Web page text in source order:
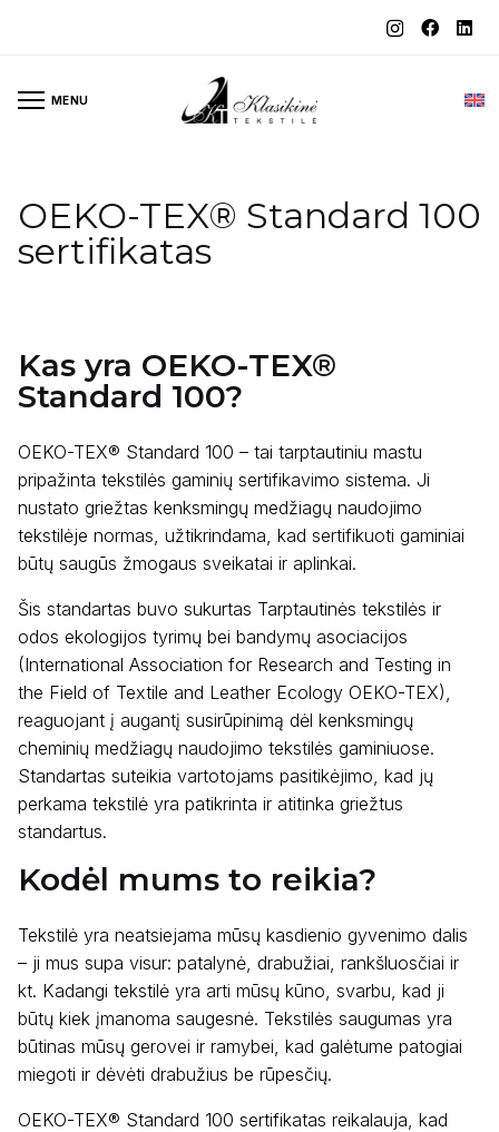
MENU
OEKO-TEX® Standard 100
sertifikatas
Kas yra OEKO-TEX®
Standard 100?
OEKO-TEX® Standard 100 – tai tarptautiniu mastu
pripažinta tekstilės gaminių sertifikavimo sistema. Ji
nustato griežtas kenksmingų medžiagų naudojimo
tekstilėje normas, užtikrindama, kad sertifikuoti gaminiai
būtų saugūs žmogaus sveikatai ir aplinkai.
Šis standartas buvo sukurtas Tarptautinės tekstilės ir
odos ekologijos tyrimų bei bandymų asociacijos
(International Association for Research and Testing in
the Field of Textile and Leather Ecology OEKO-TEX),
reaguojant į augantį susirūpinimą dėl kenksmingų
cheminių medžiagų naudojimo tekstilės gaminiuose.
Standartas suteikia vartotojams pasitikėjimo, kad jų
perkama tekstilė yra patikrinta ir atitinka griežtus
standartus.
Kodėl mums to reikia?
Tekstilė yra neatsiejama mūsų kasdienio gyvenimo dalis
– ji mus supa visur: patalynė, drabužiai, rankšluosčiai ir
kt. Kadangi tekstilė yra arti mūsų kūno, svarbu, kad ji
būtų kiek įmanoma saugesnė. Tekstilės saugumas yra
būtinas mūsų gerovei ir ramybei, kad galėtume patogiai
miegoti ir dėvėti drabužius be rūpesčių.
OEKO-TEX® Standard 100 sertifikatas reikalauja, kad